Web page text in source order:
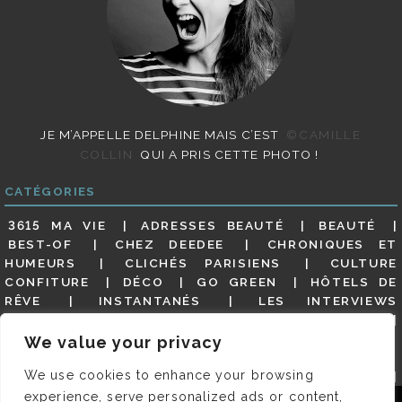
We value your privacy
We use cookies to enhance your browsing
experience, serve personalized ads or content,
JE M’APPELLE DELPHINE MAIS C’EST
©CAMILLE
COLLIN
QUI A PRIS CETTE PHOTO !
CATÉGORIES
3615 MA VIE ADRESSES BEAUTÉ
BEAUTÉ
BEST-OF
CHEZ DEEDEE
CHRONIQUES ET
HUMEURS
CLICHÉS PARISIENS
CULTURE
CONFITURE
DÉCO GO GREEN
HÔTELS DE
RÊVE
INSTANTANÉS
LES INTERVIEWS
MES ADRESSES
MODE NON CLASSÉ
GUIDE
PARIS EN PHOTOS
RESTAURANTS
REVUE DE PRESSE DÉTAILLÉE, SIOU PLAIT